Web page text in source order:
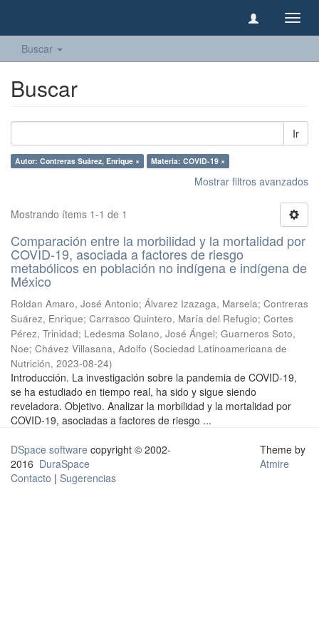
Buscar
Buscar
Ir
Autor: Contreras Suárez, Enrique × Materia: COVID-19 ×
Mostrar filtros avanzados
Mostrando ítems 1-1 de 1
Comparación entre la morbilidad y la mortalidad por
COVID-19, asociada a factores de riesgo
metabólicos en población no indígena e indígena de
México
Roldan Amaro, José Antonio; Álvarez Izazaga, Marsela; Contreras
Suárez, Enrique; Carrasco Quintero, María del Refugio; Cortes
Pérez, Trinidad; Ledesma Solano, José Ángel; Guarneros Soto,
Noe; Chávez Villasana, Adolfo (Sociedad Latinoamericana de
Nutrición, 2023-08-24)
Introducción. La investigación sobre la pandemia de COVID-19,
se ha estudiado en tiempo real, ha sido y sigue siendo
reveladora. Objetivo. Analizar la morbilidad y la mortalidad por
COVID-19, asociadas a factores de riesgo ...
DSpace software copyright © 2002-
2016 DuraSpace
Contacto | Sugerencias
Theme by
Atmire